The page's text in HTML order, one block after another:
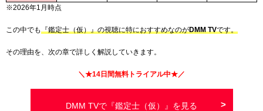
※2026年1月時点
この中でも 『鑑定士（仮）』の視聴に特におすすめなのがDMM TVです。
その理由を、次の章で詳しく解説していきます。
＼★14日間無料トライアル中★／
DMM TVで『鑑定士（仮）』を見る